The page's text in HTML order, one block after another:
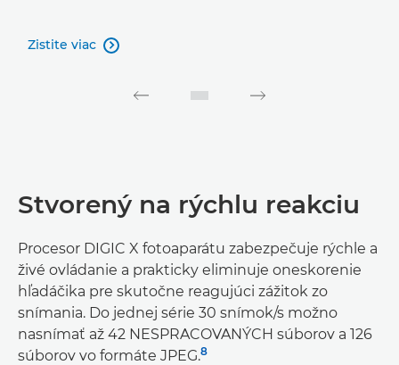
Zistite viac 
Stvorený na rýchlu reakciu
Procesor DIGIC X fotoaparátu zabezpečuje rýchle a
živé ovládanie a prakticky eliminuje oneskorenie
hľadáčika pre skutočne reagujúci zážitok zo
snímania. Do jednej série 30 snímok/s možno
nasnímať až 42 NESPRACOVANÝCH súborov a 126
súborov vo formáte JPEG.8